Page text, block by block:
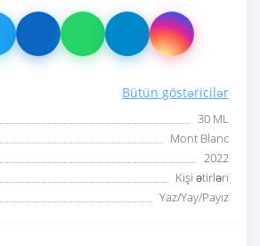
Bütün göstəricilər
30 ML
Mont Blanc
2022
Kişi ətirləri
Yaz/Yay/Payız